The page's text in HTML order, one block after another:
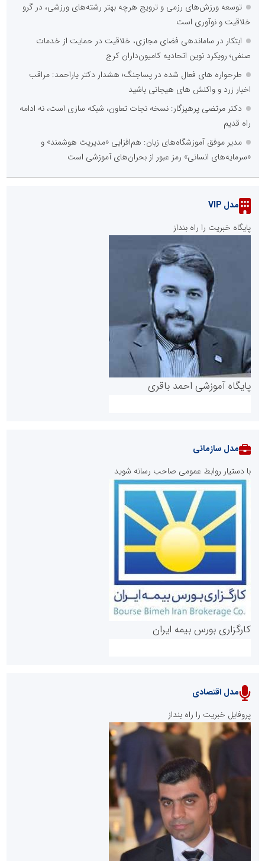
توسعه ورزش‌های رزمی و ترویج هرچه بهتر رشته‌های ورزشی، در گرو
خلاقیت و نوآوری است
ابتکار در ساماندهی فضای مجازی، خلاقیت در حمایت از خدمات
صنفی؛ رویکرد نوین اتحادیه کامیون‌داران کرج
طرحواره های فعال شده در پساجنگ؛ هشدار دکتر یاراحمد: مراقب
اخبار زرد و واکنش های هیجانی باشید
دکتر مرتضی پرهیزگار: نسخه نجات تعاون، شبکه سازی است، نه ادامه
راه قدیم
مدیر موفق آموزشگاه‌های زبان: هم‌افزایی «مدیریت هوشمند» و
«سرمایه‌های انسانی» رمز عبور از بحران‌های آموزشی است
مدل VIP
پایگاه خبریت را راه بنداز
پایگاه آموزشی احمد باقری
روابط عمومی خبرگزاری گزارش خبر
پایگاه خبری نهضت ملی مسکن
مدل سازمانی
با دستیار روابط عمومی صاحب رسانه شوید
کارگزاری بورس بیمه ایران
سازمان بورس و اوراق بهادار
مرجع اخبار موثق در بازارسرمایه
مدل اقتصادی
پروفایل خبریت را راه بنداز